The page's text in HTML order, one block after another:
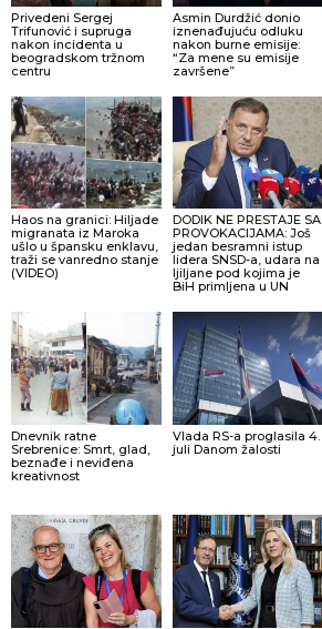
Privedeni Sergej
Trifunović i supruga
nakon incidenta u
beogradskom tržnom
centru
Asmin Durdžić donio
iznenađujuću odluku
nakon burne emisije:
“Za mene su emisije
završene”
Haos na granici: Hiljade
migranata iz Maroka
ušlo u špansku enklavu,
traži se vanredno stanje
(VIDEO)
DODIK NE PRESTAJE SA
PROVOKACIJAMA: Još
jedan besramni istup
lidera SNSD-a, udara na
ljiljane pod kojima je
BiH primljena u UN
Dnevnik ratne
Srebrenice: Smrt, glad,
beznađe i neviđena
kreativnost
Vlada RS-a proglasila 4.
juli Danom žalosti